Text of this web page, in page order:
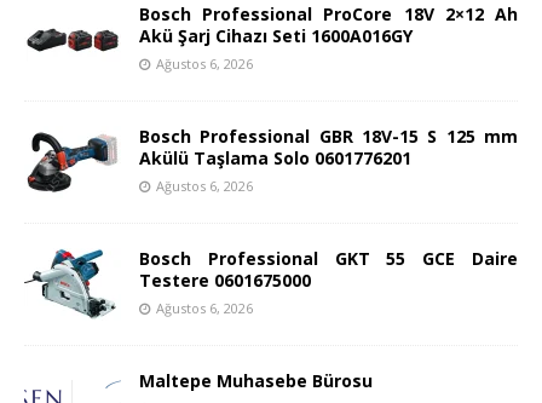
Bosch Professional ProCore 18V 2×12 Ah
Akü Şarj Cihazı Seti 1600A016GY
Ağustos 6, 2026
Bosch Professional GBR 18V-15 S 125 mm
Akülü Taşlama Solo 0601776201
Ağustos 6, 2026
Bosch Professional GKT 55 GCE Daire
Testere 0601675000
Ağustos 6, 2026
Maltepe Muhasebe Bürosu